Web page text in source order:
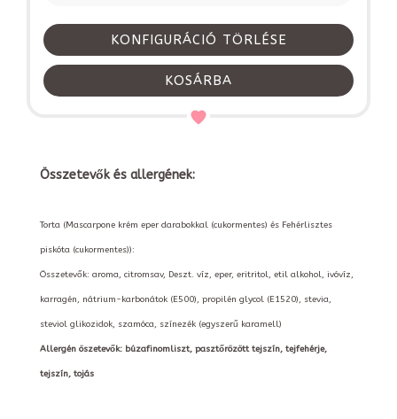
KONFIGURÁCIÓ TÖRLÉSE
KOSÁRBA
Összetevők és allergének:
Torta (Mascarpone krém eper darabokkal (cukormentes) és Fehérlisztes
piskóta (cukormentes)):
Összetevők: aroma, citromsav, Deszt. víz, eper, eritritol, etil alkohol, ivóvíz,
karragén, nátrium-karbonátok (E500), propilén glycol (E1520), stevia,
steviol glikozidok, szamóca, színezék (egyszerű karamell)
Allergén öszetevők: búzafinomliszt, pasztőrözött tejszín, tejfehérje,
tejszín, tojás